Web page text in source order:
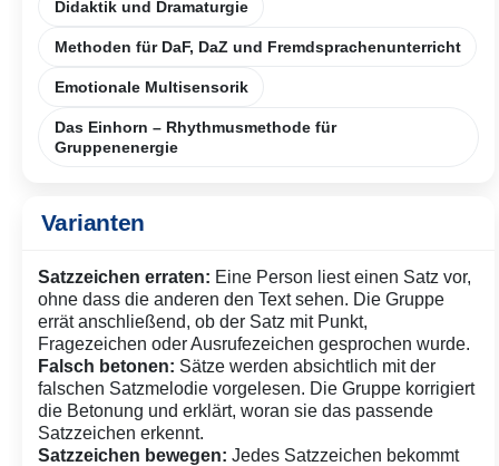
Varianten
Satzzeichen erraten: Eine Person liest einen Satz vor,
ohne dass die anderen den Text sehen. Die Gruppe
errät anschließend, ob der Satz mit Punkt,
Fragezeichen oder Ausrufezeichen gesprochen wurde.
Falsch betonen: Sätze werden absichtlich mit der
falschen Satzmelodie vorgelesen. Die Gruppe korrigiert
die Betonung und erklärt, woran sie das passende
Satzzeichen erkennt.
Satzzeichen bewegen: Jedes Satzzeichen bekommt
Didaktik und Dramaturgie
Methoden für DaF, DaZ und Fremdsprachenunterricht
Emotionale Multisensorik
Das Einhorn – Rhythmusmethode für
Gruppenenergie